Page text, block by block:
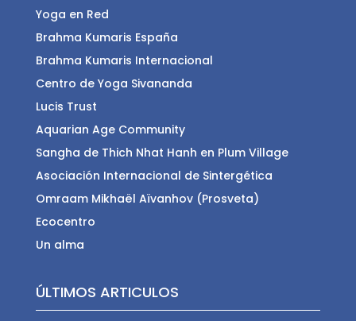
Yoga en Red
Brahma Kumaris España
Brahma Kumaris Internacional
Centro de Yoga Sivananda
Lucis Trust
Aquarian Age Community
Sangha de Thich Nhat Hanh en Plum Village
Asociación Internacional de Sintergética
Omraam Mikhaël Aïvanhov (Prosveta)
Ecocentro
Un alma
ÚLTIMOS ARTICULOS